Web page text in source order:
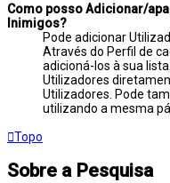
Como posso Adicionar/
Inimigos?
Pode adicionar
Através do Perfil de
adicioná-los à sua
Utilizadores
Utilizadores. Pode
utilizando a mesma
Topo
Sobre a Pesquisa